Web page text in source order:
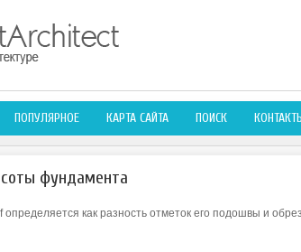
ПОПУЛЯРНОЕ КАРТА САЙТА ПОИСК
фундамента
как разность отметок его подошвы и